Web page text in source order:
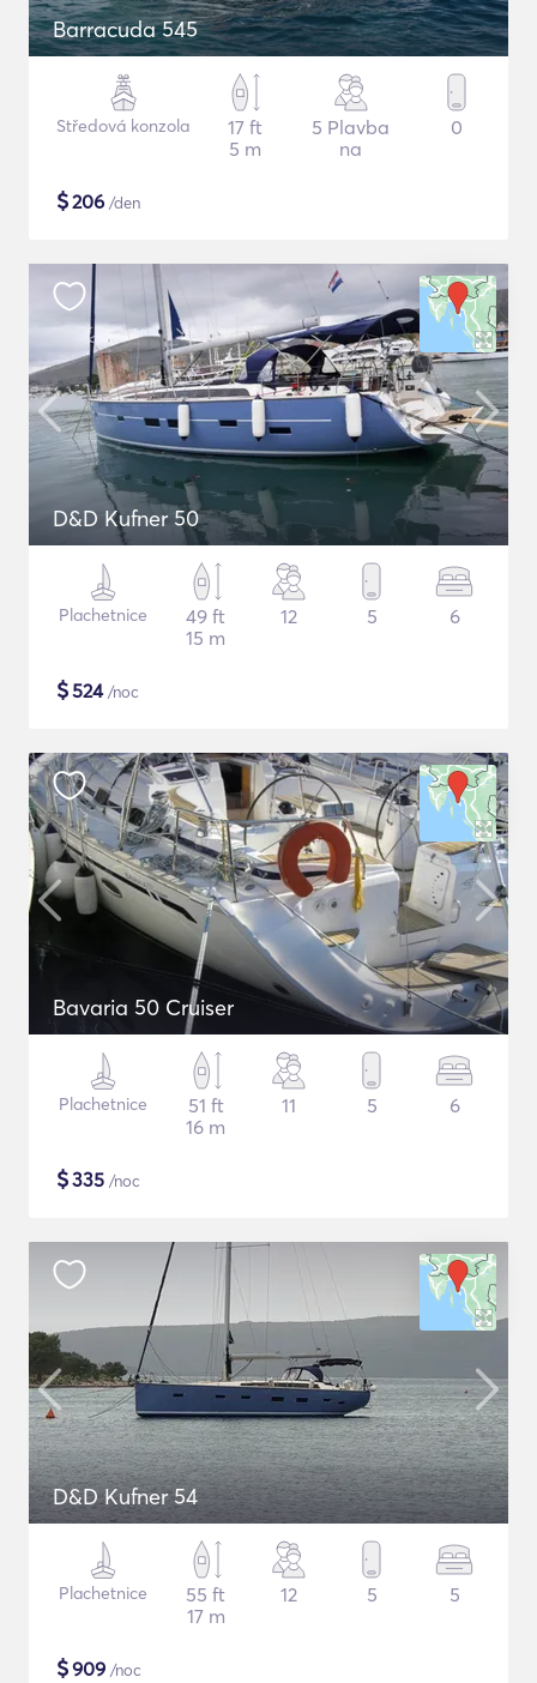
Barracuda 545
Středová konzola
17 ft
5 m
5 Plavba
na
0
$206 /den
D&D Kufner 50
Plachetnice
49 ft
15 m
12 5 6
$524/noc
Bavaria 50 Cruiser
Plachetnice
51 ft
16 m
11 5 6
$335 /noc
D&D Kufner 54
Plachetnice
55 ft
17 m
12 5 5
$909 /noc